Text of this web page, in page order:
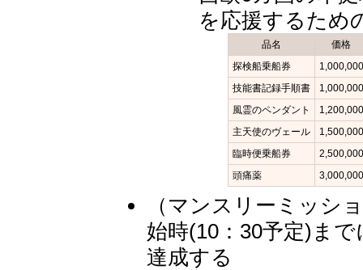
を応援するため
品名 価格
探検船乗船券 1,000,000
技能書記録手順書 1,000,000
風霊のペンダント 1,200,000
主天使のヴェール 1,500,000
臨時便乗船券 2,500,000
頭痛薬 3,000,000
（マンスリーミッシ
始時(10：30予定)ま
達成する